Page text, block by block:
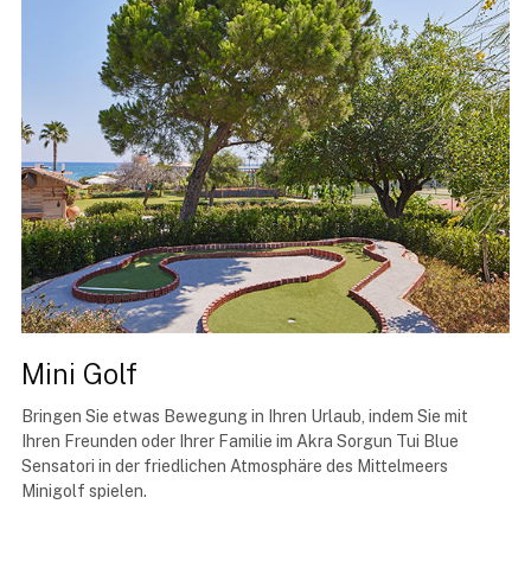
Mini Golf
Bringen Sie etwas Bewegung in Ihren Urlaub, indem Sie mit
Ihren Freunden oder Ihrer Familie im Akra Sorgun Tui Blue
Sensatori in der friedlichen Atmosphäre des Mittelmeers
Minigolf spielen.